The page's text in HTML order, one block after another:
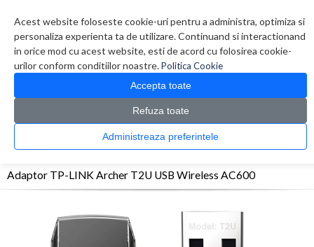
Acest website foloseste cookie-uri pentru a administra, optimiza si
personaliza experienta ta de utilizare. Continuand si interactionand
in orice mod cu acest website, esti de acord cu folosirea cookie-
urilor conform conditiilor noastre.Politica Cookie
Accepta toate
Refuza toate
Administreaza preferintele
0 produs(e)
CATALOG PRODUSE
> Adaptoare Wireless > Adaptor TP-LINK Archer T2U USB
Adaptor TP-LINK Archer T2U USB Wireless AC600